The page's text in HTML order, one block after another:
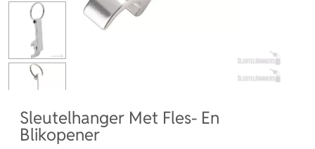
Sleutelhanger Met Fles- En
Blikopener